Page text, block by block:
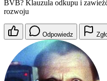
BVB? Klauzula odkupu i
rozwoju
Odpowiedz